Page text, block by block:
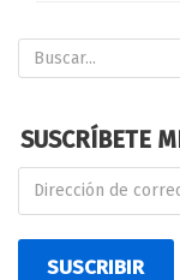
SUSCRÍBETE
SUSCRIBIR